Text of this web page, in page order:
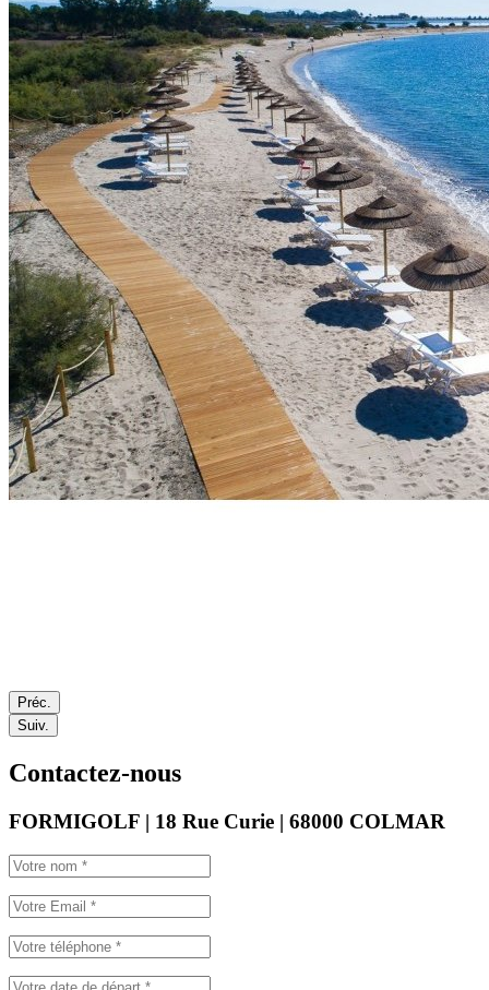
Préc.
Suiv.
Contactez-nous
FORMIGOLF | 18 Rue Curie | 68000 COLMAR